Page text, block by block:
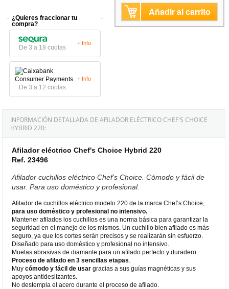
¿Quieres fraccionar tu
compra?
De 3 a 18 cuotas
+ Info
De 3 a 12 cuotas
+ Info
Añadir al carrito
INFORMACIÓN DETALLADA DE AFILADOR ELÉCTRICO CHEF'S CHOICE
HYBRID 220:
Afilador eléctrico Chef's Choice Hybrid 220
Ref. 23496
Afilador cuchillos eléctrico Chef's Choice. Cómodo y fácil de
usar. Para uso doméstico y profesional.
Afilador de cuchillos eléctrico modelo 220 de la marca Chef’s Choice,
para uso doméstico y profesional no intensivo.
Mantener afilados los cuchillos es una norma básica para garantizar la
seguridad en el manejo de los mismos. Un cuchillo bien afilado es más
seguro, ya que los cortes serán precisos y se realizarán sin esfuerzo.
Diseñado para uso doméstico y profesional no intensivo.
Muelas abrasivas de diamante para un afilado perfecto y duradero.
Proceso de afilado en 3 sencillas etapas
Muycómodo y fácil de usar gracias a sus guías magnéticas y sus
apoyos antideslizantes.
No destempla el acero durante el proceso de afilado.